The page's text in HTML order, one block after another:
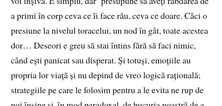
a primi în corp ceva ce îi face rău, ceva ce doare. Căci o
presiune la nivelul toracelui, un nod în gât, toate acestea
dor… Deseori e greu să stai întins fără să faci nimic,
când ești panicat sau disperat. Și totuși, emoțiile au
propria lor viață și nu depind de vreo logică rațională;
strategiile pe care le folosim pentru a le evita ne rup de